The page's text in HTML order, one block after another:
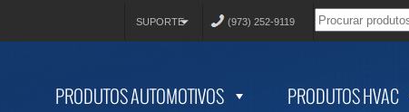
SUPORTE (973) 252-9119
PRODUTOS AUTOMOTIVOS PRODUTOS HVAC